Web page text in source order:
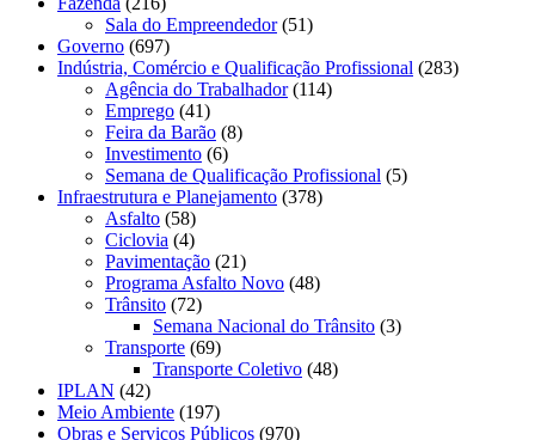
Sala do Empreendedor(51)
Governo (697)
Indústria, Comércio e Qualificação Profissional (283)
Agência do Trabalhador(114)
Emprego (41)
Feira da Barão (8)
Investimento (6)
Semana de Qualificação Profissional (5)
Infraestrutura e Planejamento (378)
Asfalto (58)
Ciclovia (4)
Pavimentação (21)
Programa Asfalto Novo (48)
Trânsito (72)
Semana Nacional do Trânsito (3)
Transporte (69)
Transporte Coletivo (48)
IPLAN (42)
Meio Ambiente (197)
Obras e Serviços Públicos (970)